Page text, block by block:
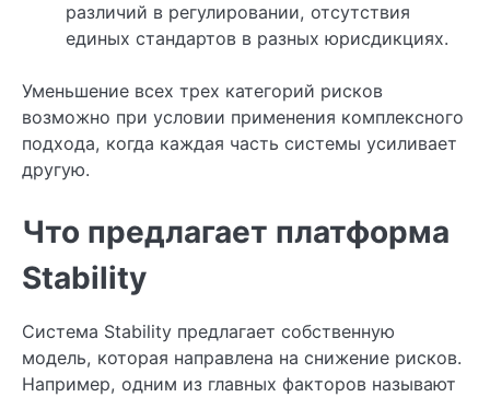
различий в регулировании, отсутствия
единых стандартов в разных юрисдикциях.
Уменьшение всех трех категорий рисков
возможно при условии применения комплексного
подхода, когда каждая часть системы усиливает
другую.
Что предлагает платформа
Stability
Система Stability предлагает собственную
модель, которая направлена на снижение рисков.
Например, одним из главных факторов называют